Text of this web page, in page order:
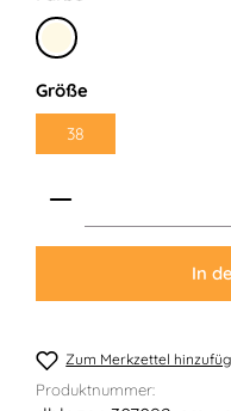
Creme
Größeauswählen
38
Produkt Anzahl:
In
Zum Merkzettel
Produktnummer: